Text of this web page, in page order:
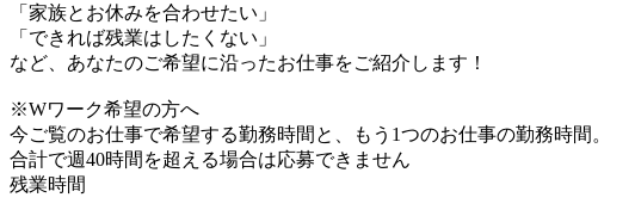
「家族とお休みを合わせたい」
「できれば残業はしたくない」
など、あなたのご希望に沿ったお仕事をご紹介します！
※Wワーク希望の方へ
今ご覧のお仕事で希望する勤務時間と、もう1つのお仕事の勤務時間。
合計で週40時間を超える場合は応募できません
残業時間